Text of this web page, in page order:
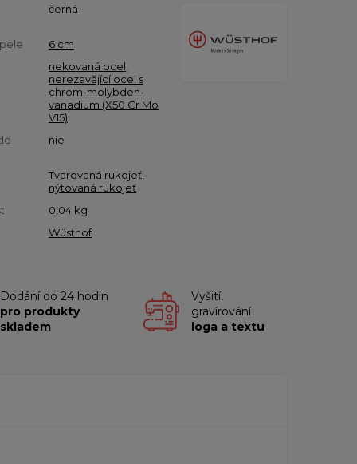
černá
6 cm
nekovaná ocel
nerezavějící ocel s
chrom-molybden-
vanadium (X50 Cr Mo
V15)
nie
Tvarovaná rukojeť
nýtovaná rukojeť
0,04 kg
Wüsthof
Dodání do 24 hodin
pro produkty
skladem
Vyšití,
gravírování
loga a textu